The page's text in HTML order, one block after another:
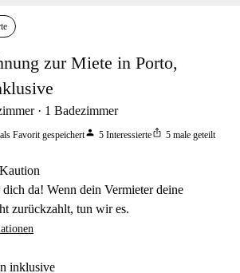
zur Miete in Porto,
1 Badezimmer
Favorit gespeichertperson 5 Interessierteios_share 5 male geteilt
Kaution
da! Wenn dein Vermieter deine
zurückzahlt, tun wir es.
inklusive